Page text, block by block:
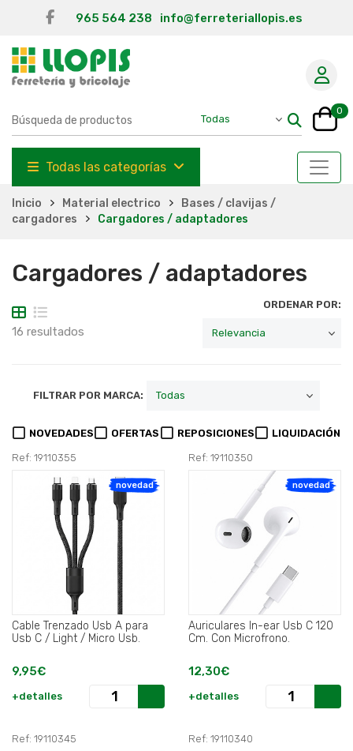
965 564 238 info@ferreteriallopis.es
0
Todas las categorías
Inicio Material electrico
Bases / clavijas /
cargadores
Cargadores / adaptadores
Cargadores / adaptadores
16 resultados
ORDENAR POR:
FILTRAR POR MARCA:
NOVEDADES OFERTAS REPOSICIONES LIQUIDACIÓN
Ref: 19110355
novedad
Cable Trenzado Usb A para
Usb C / Light / Micro Usb.
9,95€
+detalles
Ref: 19110350
novedad
Auriculares In-ear Usb C 120
Cm. Con Microfrono.
12,30€
+detalles
Ref: 19110345 Ref: 19110340